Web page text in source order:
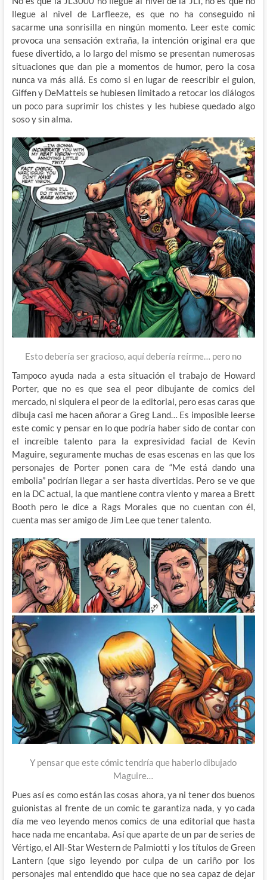
llegue al nivel de Larfleeze, es que no ha conseguido ni
sacarme una sonrisilla en ningún momento. Leer este comic
provoca una sensación extraña, la intención original era que
fuese divertido, a lo largo del mismo se presentan numerosas
situaciones que dan pie a momentos de humor, pero la cosa
nunca va más allá. Es como si en lugar de reescribir el guion,
Giffen y DeMatteis se hubiesen limitado a retocar los diálogos
un poco para suprimir los chistes y les hubiese quedado algo
soso y sin alma.
Esto debería ser gracioso, aquí debería reírme… pero no
Tampoco ayuda nada a esta situación el trabajo de Howard
Porter, que no es que sea el peor dibujante de comics del
mercado, ni siquiera el peor de la editorial, pero esas caras que
dibuja casi me hacen añorar a Greg Land… Es imposible leerse
este comic y pensar en lo que podría haber sido de contar con
el increíble talento para la expresividad facial de Kevin
Maguire, seguramente muchas de esas escenas en las que los
personajes de Porter ponen cara de “Me está dando una
embolia” podrían llegar a ser hasta divertidas. Pero se ve que
en la DC actual, la que mantiene contra viento y marea a Brett
Booth pero le dice a Rags Morales que no cuentan con él,
cuenta mas ser amigo de Jim Lee que tener talento.
Y pensar que este cómic tendría que haberlo dibujado
Maguire…
Pues así es como están las cosas ahora, ya ni tener dos buenos
guionistas al frente de un comic te garantiza nada, y yo cada
día me veo leyendo menos comics de una editorial que hasta
hace nada me encantaba. Así que aparte de un par de series de
Vértigo, el All-Star Western de Palmiotti y los títulos de Green
Lantern (que sigo leyendo por culpa de un cariño por los
personajes mal entendido que hace que no sea capaz de dejar